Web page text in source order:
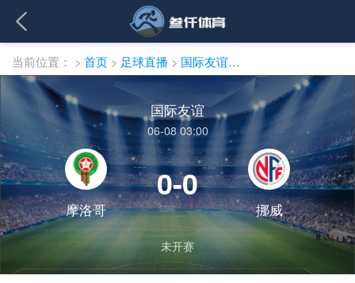
当前位置： > 首页 > 足球直播 > 国际友谊直播
国际友谊
06-08 03:00
摩洛哥
0-0
挪威
未开赛